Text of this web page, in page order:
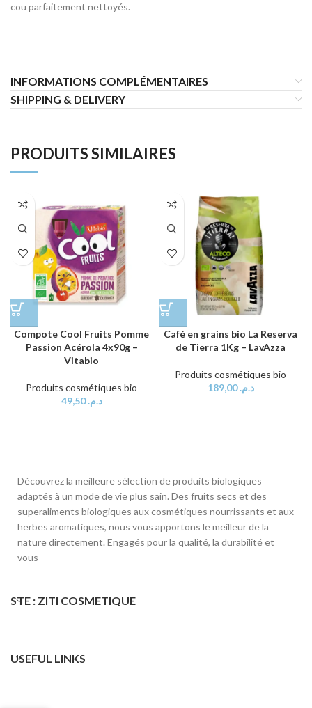
cou parfaitement nettoyés.
INFORMATIONS COMPLÉMENTAIRES
SHIPPING & DELIVERY
PRODUITS SIMILAIRES
Compote Cool Fruits Pomme
Passion Acérola 4x90g –
Vitabio
Produits cosmétiques bio
د.م.49,50
Café en grains bio La Reserva
de Tierra 1Kg – LavAzza
Produits cosmétiques bio
د.م.189,00
Découvrez la meilleure sélection de produits biologiques
adaptés à un mode de vie plus sain. Des fruits secs et des
superaliments biologiques aux cosmétiques nourrissants et aux
herbes aromatiques, nous vous apportons le meilleur de la
nature directement. Engagés pour la qualité, la durabilité et
vous
STE : ZITI COSMETIQUE
USEFUL LINKS